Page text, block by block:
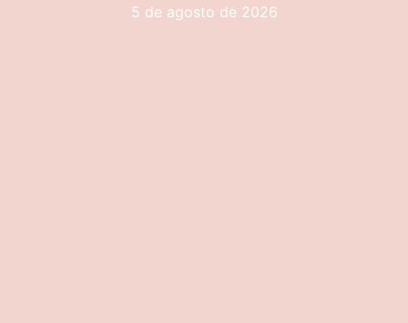
5 de agosto de 2026